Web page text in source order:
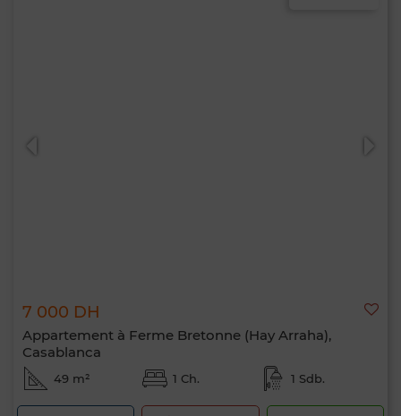
7 000 DH
Appartement à Ferme Bretonne (Hay Arraha),
Casablanca
49 m² 1 Ch. 1 Sdb.